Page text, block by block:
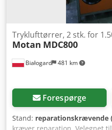
Białogard 481 km
Tryklufttørrer, 2 stk. for
Motan MDC800
Forespørge
Stand: reparationskrævende
kræver reparation. Velegnet